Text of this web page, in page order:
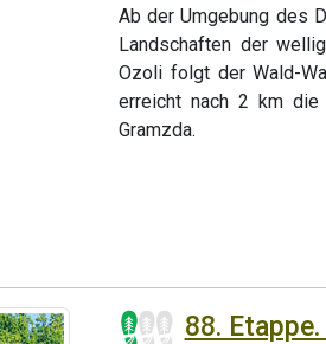
Ab der Umgebung des
Landschaften der
Ozoli folgt der Wald-
erreicht nach 2 km
Gramzda.
88.